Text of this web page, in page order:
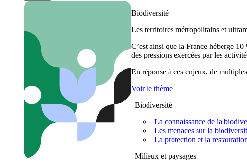
Biodiversité
Les territoires métropolitains et
C’est ainsi que la France héberge
des pressions exercées par les
En réponse à ces enjeux, de
Voir le thème
Biodiversité
La connaissance de la
Les menaces sur la
La protection et la
Milieux et paysages